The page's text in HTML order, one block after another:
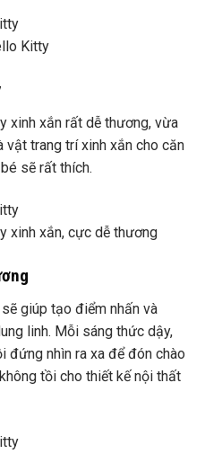
Kitty
xinh xắn rất dễ thương, vừa
vật trang trí xinh xắn cho căn
sẽ rất thích.
xinh xắn, cực dễ thương
giúp tạo điểm nhấn và
linh. Mỗi sáng thức dậy,
đứng nhìn ra xa để đón chào
tồi cho thiết kế nội thất